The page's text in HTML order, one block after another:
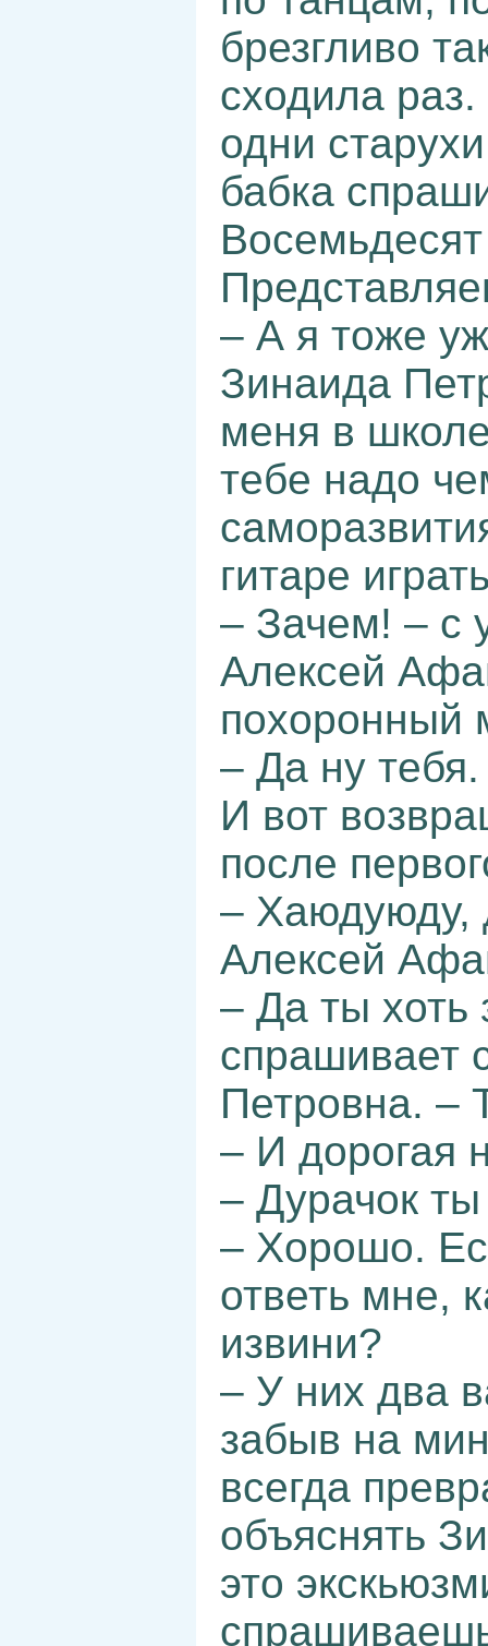
брезгливо
сходила
одни
бабка
Восемьдесят
– А я тоже
Зинаида
меня в
тебе надо
гитаре
– Зачем! – с
Алексей
похоронный
– Да ну
И вот
после
– Хаюдуюду,
Алексей
– Да ты хоть
спрашивает
Петровна. –
– И дорогая
– Дурачок
– Хорошо.
ответь мне,
извини?
– У них два
забыв на
всегда
объяснять
это